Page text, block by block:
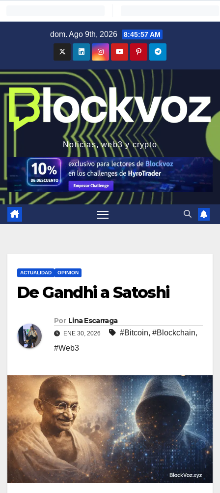
dom. Ago 9th, 2026 8:45:58 AM
Noticias, web3 y crypto
ACTUALIDAD OPINION
De Gandhi a Satoshi
Por Lina Escarraga
ENE 30, 2026 #Bitcoin, #Blockchain,
#Web3